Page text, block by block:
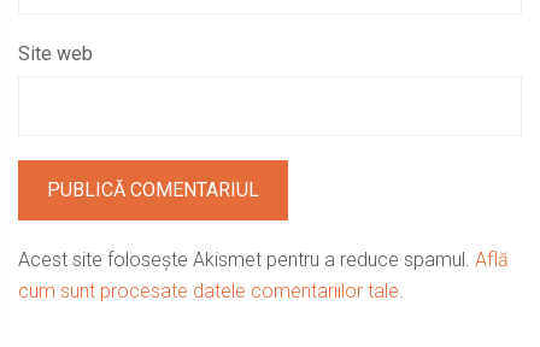
Site web
Acest site folosește Akismet pentru a reduce spamul. Află
cum sunt procesate datele comentariilor tale.